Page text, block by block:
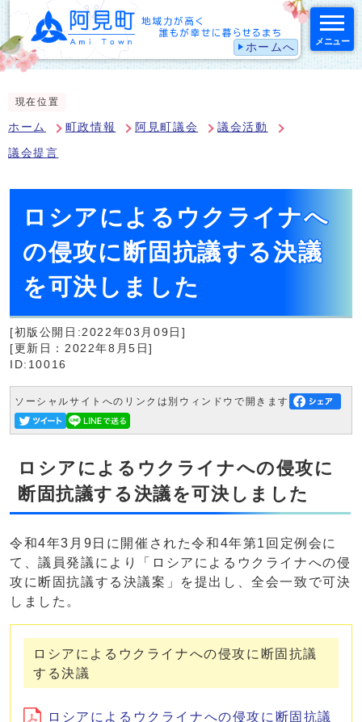
ホームへ メニュー
現在位置
ホーム 町政情報 阿見町議会 議会活動
議会提言
ロシアによるウクライナへ
の侵攻に断固抗議する決議
を可決しました
[初版公開日:2022年03月09日]
[更新日：2022年8月5日]
ID:10016
ソーシャルサイトへのリンクは別ウィンドウで開きます
ロシアによるウクライナへの侵攻に
断固抗議する決議を可決しました
令和4年3月9日に開催された令和4年第1回定例会に
て、議員発議により「ロシアによるウクライナへの侵
攻に断固抗議する決議案」を提出し、全会一致で可決
しました。
ロシアによるウクライナへの侵攻に断固抗議
する決議
ロシアによるウクライナへの侵攻に断固抗議